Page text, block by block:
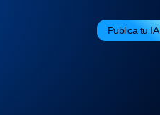
Publica tu IA